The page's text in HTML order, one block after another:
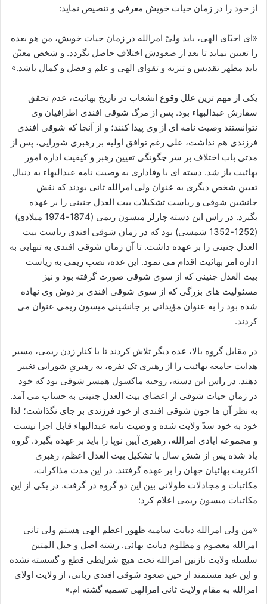
از خود را در زمان حیات خویش معرفی و تنصیص نماید:
«ای احبّای الهی، باید ولیّ امرالله در زمان حیات خویش، من هو بعده
را تعیین نماید تا بعد از صعودش اختلاف حاصل نگردد. و شخص معیّن
باید مظهر تقدیس و تنزیه و تقوای الهی و علم و فضل و کمال باشد.»
یکی از مهم ترین علل وقوع انشعاب در تاریخ بهائیت، عدم تحقق
سفارش عبدالبهاء بود. پس از مرگ شوقی افندی اطرافیان وی
نتوانستند وصیت نامه ای از وی پیدا کنند؛ و از آنجا که شوقی افندی
فرزندی هم نداشت، علی رغم توافق اولیه بر رهبری شورایی، پس از
مدتی باب اختلاف بر سر چگونگی تعیین رهبر و کیفیت اداره امور
بهائیت باز شد. دسته ای با وفاداری به وصیت نامه عبدالبهاء به دنبال
تعیین شخص دیگری به عنوان ولی امرالله ثانی بودند که نقش
جانشین شوقی و ریاست تشکیلات بیت العدل جنینی را بر عهده
بگیرد. در راس این دسته چارلز میسون ریمی (1874-1974 میلادی)
(1252-1352 شمسی) بود که در زمان شوقی افندی ریاست بیت
العدل جنینی را بر عهده داشت. تا آن زمان شوقی افندی به تنهایی به
اداره امر بهائیت اقدام می نمود. این عده، نصب ریمی به ریاست
بیت العدل جنینی که از سوی شوقی صورت گرفته بود و نیز
مسئولیت های بزرگی که از سوی شوقی افندی بر دوش وی نهاده
شده بود را به عنوان مؤیداتی بر جانشینی میسون ریمی عنوان می
کردند.
در مقابل گروه بالا، عده دیگر تلاش کردند تا با کنار زدن ریمی، مسیر
هدایت جامعه بهائیت را از رهبری تک نفره، به رهبریِ شورایی تغییر
دهند. در راس این دسته، روحیه ماکسول همسر شوقی بود که خود
در زمان حیات شوقی از اعضای بیت العدل جنینی به حساب می آمد.
به نظر آن ها چون شوقی افندی از خود فرزندی بر جای نگذاشت؛ لذا
خود به خود سدّ ولایت شده و وصیت نامه عبدالبهاء قابل اجرا نیست
و مجموعه ایادی امرالله، رهبری آیین نوپا را باید بر عهده بگیرد. گروه
یاد شده پس از شش سال با تشکیل بیت العدل اعظم، رهبری
اکثریت بهائیان جهان را بر عهده گرفتند. در این مدت مذاکرات،
مکاتبات و مجادلات طولانی بین این دو گروه در گرفت. در یکی از این
مکاتبات میسون ریمی اعلام کرد:
«من ولی امرالله دیانت سامیه ظهور اعظم الهی هستم ولی ثانی
امرالله معصوم و مظلوم دیانت بهائی. رشته اصل و حبل المتین
سلسله ولایت نازنین امرالله تحت هیچ شرایطی قطع و گسسته نشده
و این عبد مستمند از حین صعود شوقی افندی ربانی، از ولایت اولای
امرالله به مقام ولایت ثانی امرالهی تسمیه گشته ام.»